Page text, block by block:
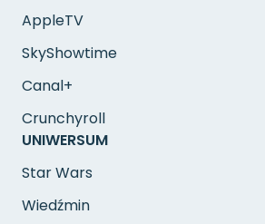
AppleTV
SkyShowtime
Canal+
Crunchyroll
UNIWERSUM
Star Wars
Wiedźmin